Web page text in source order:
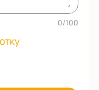
0/100